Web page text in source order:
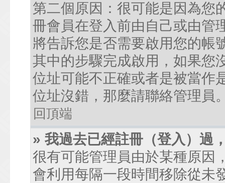
第二個原因：很可能是因為您
冊會員在登入前由自己或由管
將告訴您是否需要啟用您的帳
其中的步驟完成啟用，如果您
位址可能不正確或者是被當作
位址沒錯，那麼請聯絡管理員
回頂端
» 我過去已經註冊（登入）過
很有可能管理員由於某種原因
會利用每隔一段時間移除從未